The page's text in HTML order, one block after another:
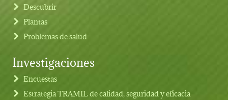
Footer menu
Descubrir
Plantas
Problemas de salud
Investigaciones
Encuestas
Estrategia TRAMIL de calidad, seguridad y eficacia